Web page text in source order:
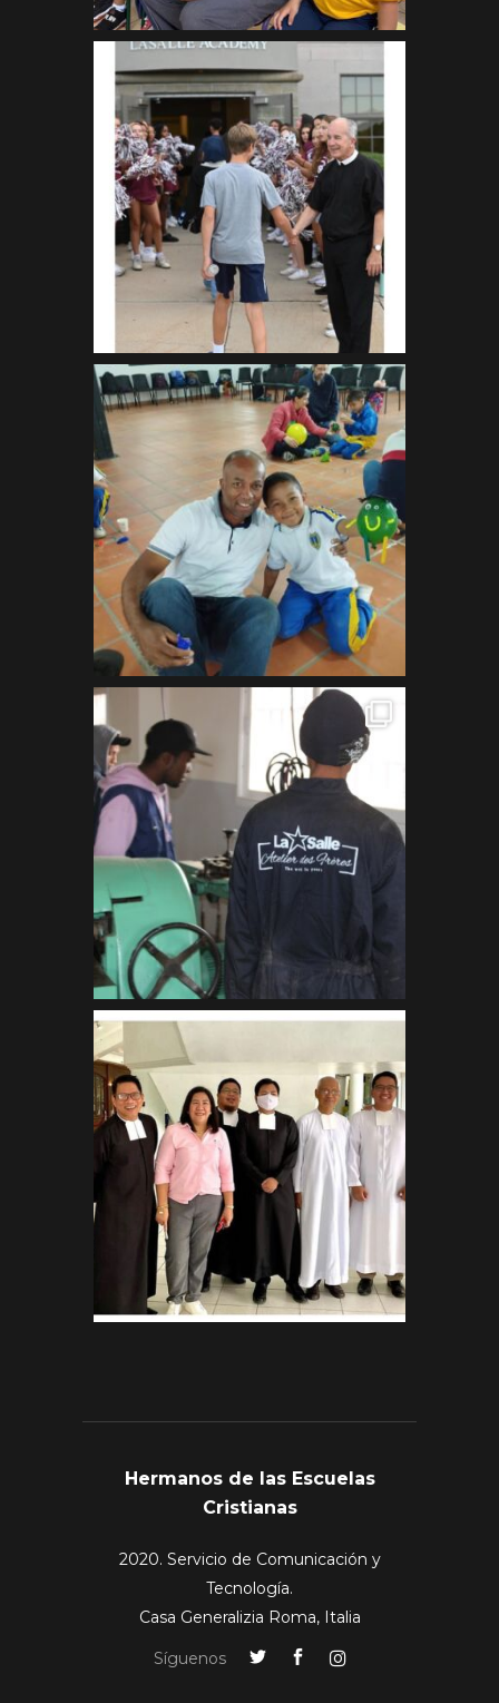
Hermanos de las Escuelas
Cristianas
2020. Servicio de Comunicación y
Tecnología.
Casa Generalizia Roma, Italia
Síguenos